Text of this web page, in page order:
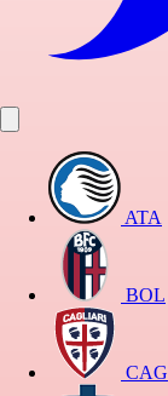
ATA
BOL
CAG